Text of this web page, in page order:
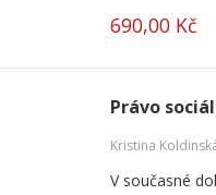
690,00 Kč
Právo
Kristina
V současné